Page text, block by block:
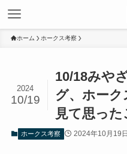
ホーム ホークス考察
10/18みや
グ、ホー
見て思った
2024
10/19
ホークス考察 2024年10月19日